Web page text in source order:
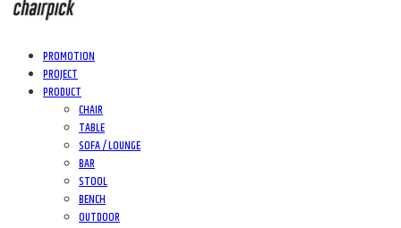
PROMOTION
PROJECT
PRODUCT
CHAIR
TABLE
SOFA / LOUNGE
BAR
STOOL
BENCH
OUTDOOR